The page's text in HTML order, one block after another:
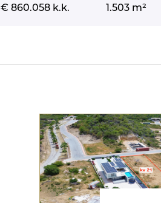
€ 860.058 k.k. 1.503 m²